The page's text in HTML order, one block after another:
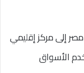
إلى مركز إقليمي
الأسواق